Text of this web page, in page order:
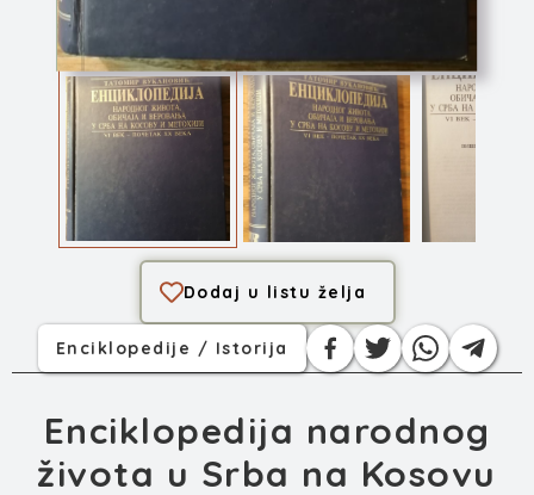
Dodaj u listu želja
Enciklopedije / Istorija
Enciklopedija narodnog
života u Srba na Kosovu